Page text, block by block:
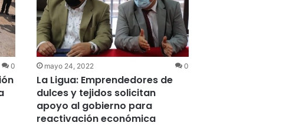
0 mayo 24, 2022 0
La Ligua: Emprendedores de
dulces y tejidos solicitan
apoyo al gobierno para
reactivación económica